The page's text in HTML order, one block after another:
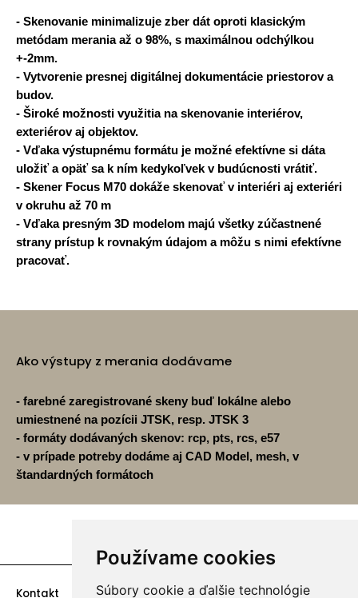
Používame cookies
Súbory cookie a ďalšie technológie
- Skenovanie minimalizuje zber dát oproti klasickým
metódam merania až o 98%, s maximálnou odchýlkou
+-2mm.
- Vytvorenie presnej digitálnej dokumentácie priestorov a
budov.
- Široké možnosti využitia na skenovanie interiérov,
exteriérov aj objektov.
- Vďaka výstupnému formátu je možné efektívne si dáta
uložiť a opäť sa k ním kedykoľvek v budúcnosti vrátiť.
- Skener Focus M70 dokáže skenovať v interiéri aj exteriéri
v okruhu až 70 m
- Vďaka presným 3D modelom majú všetky zúčastnené
strany prístup k rovnakým údajom a môžu s nimi efektívne
pracovať.
Ako výstupy z merania dodávame
- farebné zaregistrované skeny buď lokálne alebo
umiestnené na pozícii JTSK, resp. JTSK 3
- formáty dodávaných skenov: rcp, pts, rcs, e57
- v prípade potreby dodáme aj CAD Model, mesh, v
štandardných formátoch
Kontakt